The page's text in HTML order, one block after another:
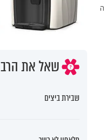
שאל את הרב
שבירת ביצים